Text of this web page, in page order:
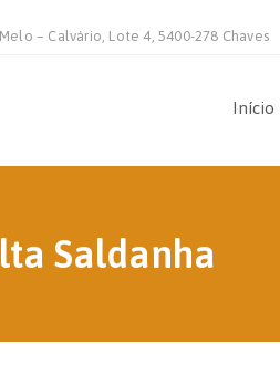
– Calvário, Lote 4, 5400-278 Chaves
Início
Saldanha